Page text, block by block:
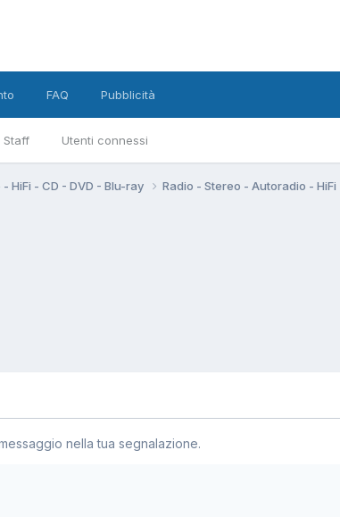
Staff Utenti connessi
FAQ Pubblicità
HiFi - CD - DVD - Blu-ray Radio - Stereo - Autoradio - HiFi
nella tua segnalazione.